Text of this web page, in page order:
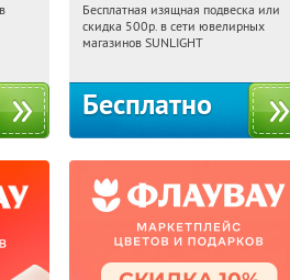
21:19:49 Получили:
Россия
Бесплатная изящная подвеска или
скидка 500р. в сети ювелирных
магазинов SUNLIGHT
Бесплатно